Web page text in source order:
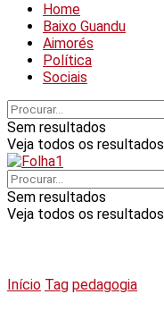
Home
Baixo Guandu
Aimorés
Política
Sociais
Sem resultados
Veja todos os resultados
Sem resultados
Veja todos os resultados
Início Tag pedagogia